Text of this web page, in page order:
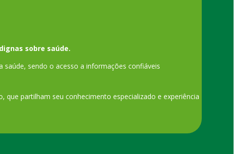
sobre saúde.
sendo o acesso a informações confiáveis
que partilham seu conhecimento especializado e experiência